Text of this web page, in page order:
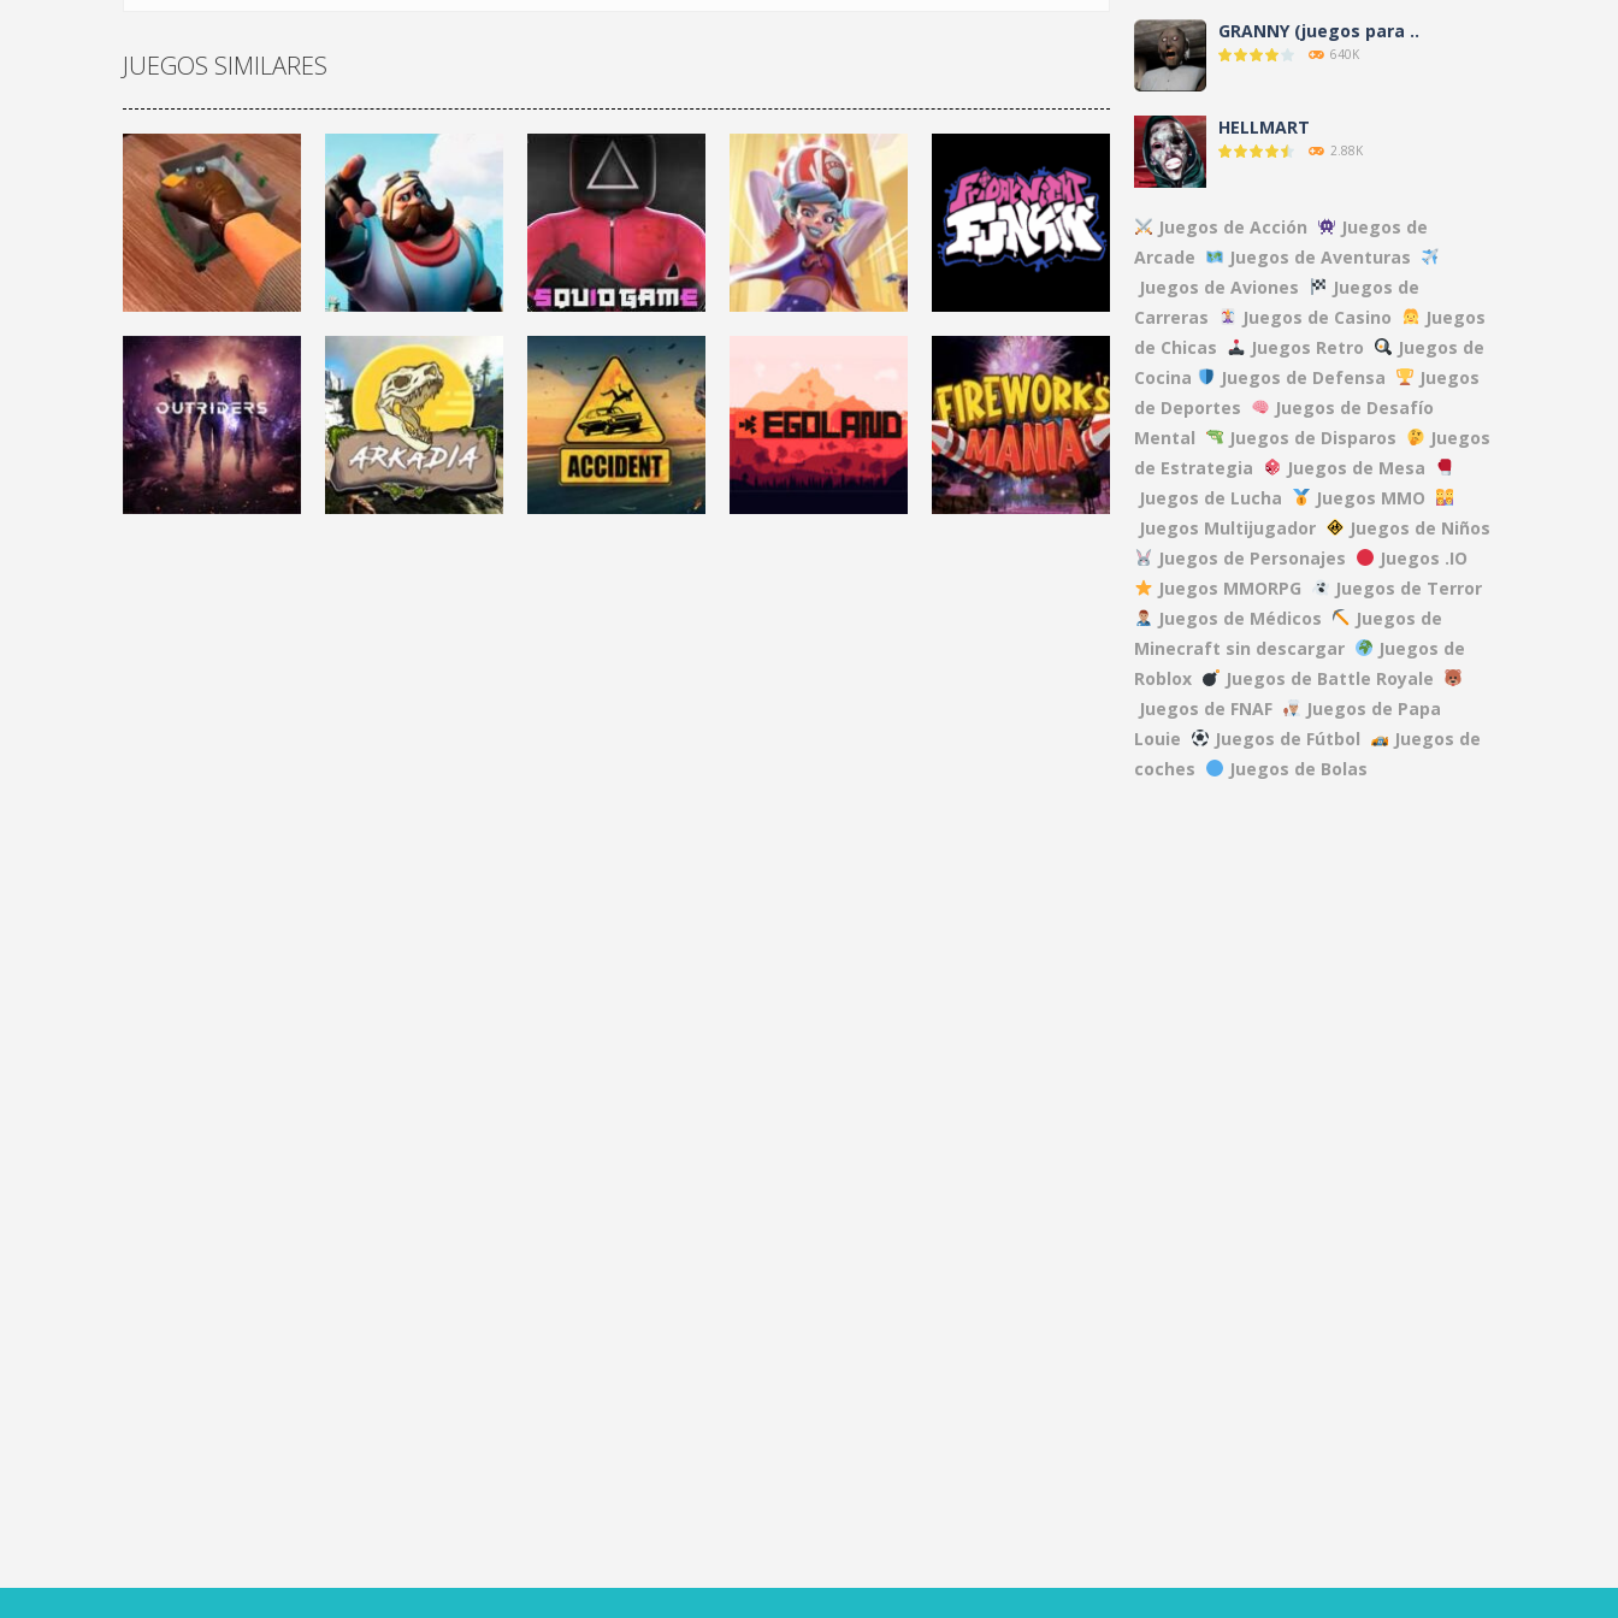
JUEGOS SIMILARES
ACCIÓN
CRIME SCENE
CLEANER
6.33K
BATTLE ROYALE
RUMBLEVERSE
14.5K
ACCIÓN
Roblox: SQUID
GAME
45.3K
ACCIÓN
KNOCKOUT CITY
6.86K
ACCIÓN
FRIDAY NIGHT
FUNKIN
148K
GRANNY (juegos para ..
640K
HELLMART
2.88K
AMANDA THE ..
NO, I’M NOT A ..
9.65K
CLOVERPIT (Juego ..
8.64K
FNAF: Secret of the ..
13.1K
DEAD RAILS
27.5K
REPO
40.2K
Juegos de Acción
Juegos de
Arcade
Juegos de Aventuras
Juegos de Aviones
Juegos de
Carreras
Juegos de Casino
Juegos
de Chicas
Juegos Retro
Juegos de
Cocina
Juegos de Defensa
Juegos
de Deportes
Juegos de Desafío
Mental
Juegos de Disparos
Juegos
de Estrategia
Juegos de Mesa
Juegos de Lucha
Juegos MMO
Juegos Multijugador
Juegos de Niños
Juegos de Personajes
Juegos .IO
Juegos MMORPG
Juegos de Terror
Juegos de Médicos
Juegos de
Minecraft sin descargar
Juegos de
Roblox
Juegos de Battle Royale
Juegos de FNAF
Juegos de Papa
Louie
Juegos de Fútbol
Juegos de
coches
Juegos de Bolas